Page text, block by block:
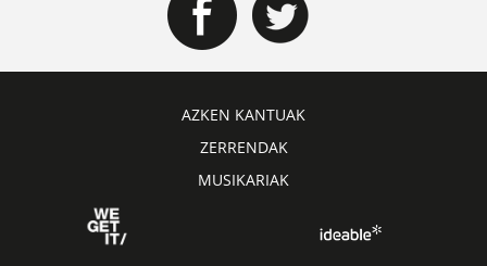
AZKEN KANTUAK
ZERRENDAK
MUSIKARIAK